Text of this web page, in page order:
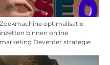
Zoekmachine optimalisatie
inzetten binnen online
marketing Deventer strategie